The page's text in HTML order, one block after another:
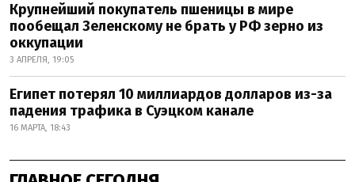
Крупнейший покупатель пшеницы в мире
пообещал Зеленскому не брать у РФ зерно из
оккупации
3 АПРЕЛЯ, 19:05
Египет потерял 10 миллиардов долларов из-за
падения трафика в Суэцком канале
16 МАРТА, 18:43